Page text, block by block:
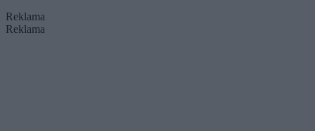
Reklama
Reklama